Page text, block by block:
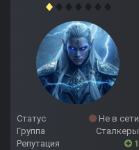
Статус
Не в сети
Группа
Сталкеры
Репутация
1